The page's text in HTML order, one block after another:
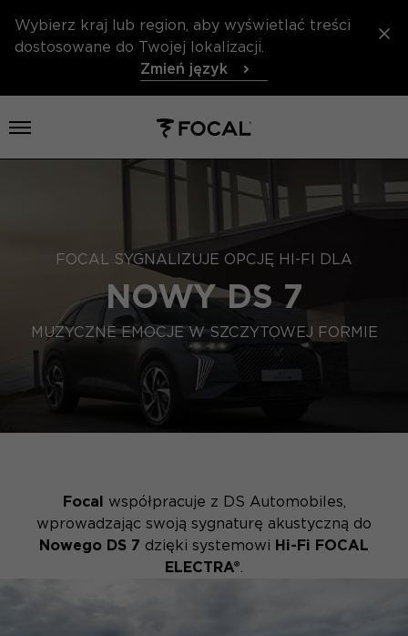
Wybierz kraj lub region, aby wyświetlać treści
dostosowane do Twojej lokalizacji.
Zmień język
Otwórz menu
FOCAL SYGNALIZUJE OPCJĘ HI-FI DLA
NOWY DS 7
MUZYCZNE EMOCJE W SZCZYTOWEJ FORMIE
Focal współpracuje z DS Automobiles,
wprowadzając swoją sygnaturę akustyczną do
Nowego DS 7 dzięki systemowi Hi-Fi FOCAL
ELECTRA®.